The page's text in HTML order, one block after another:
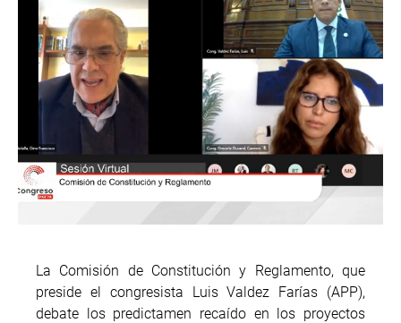
La Comisión de Constitución y Reglamento, que
preside el congresista Luis Valdez Farías (APP),
debate los predictamen recaído en los proyectos